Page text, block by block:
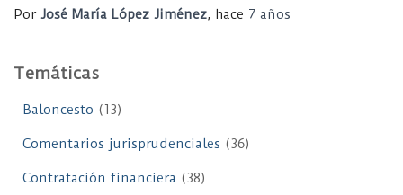
Por José María López Jiménez, hace 7 años
Temáticas
Baloncesto (13)
Comentarios jurisprudenciales (36)
Contratación financiera (38)